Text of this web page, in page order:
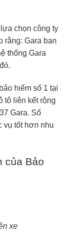
chọn công ty
rằng: Gara bạn
thống Gara
hiểm số 1 tại
tô liên kết rộng
Gara. Số
vụ tốt hơn nhu
của Bảo
xe